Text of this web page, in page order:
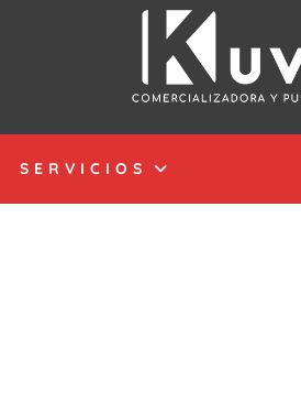
SERVICIOS